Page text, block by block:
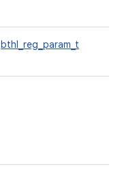
bthl_reg_param_t